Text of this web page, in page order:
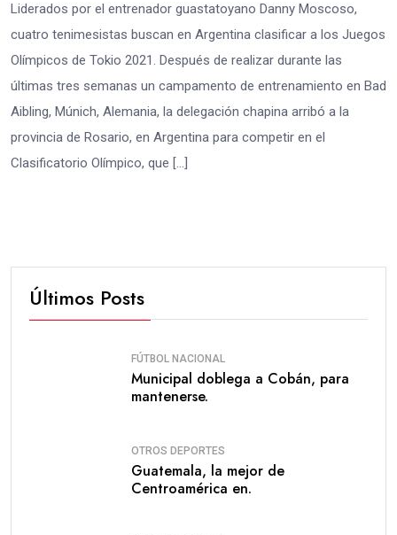
Liderados por el entrenador guastatoyano Danny Moscoso,
cuatro tenimesistas buscan en Argentina clasificar a los Juegos
Olímpicos de Tokio 2021. Después de realizar durante las
últimas tres semanas un campamento de entrenamiento en Bad
Aibling, Múnich, Alemania, la delegación chapina arribó a la
provincia de Rosario, en Argentina para competir en el
Clasificatorio Olímpico, que […]
Últimos Posts
FÚTBOL NACIONAL
Municipal doblega a Cobán, para
mantenerse.
OTROS DEPORTES
Guatemala, la mejor de
Centroamérica en.